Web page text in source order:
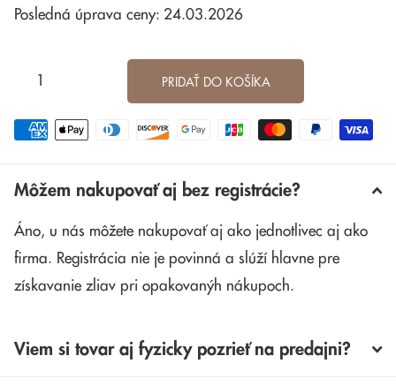
Posledná úprava ceny: 24.03.2026
PRIDAŤ DO KOŠÍKA
Môžem nakupovať aj bez registrácie?
Áno, u nás môžete nakupovať aj ako jednotlivec aj ako
firma. Registrácia nie je povinná a slúží hlavne pre
získavanie zliav pri opakovanýh nákupoch.
Viem si tovar aj fyzicky pozrieť na predajni?